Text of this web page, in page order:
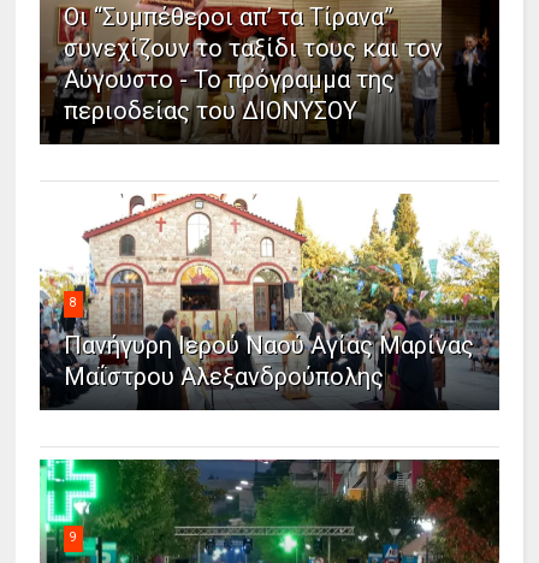
Οι “Συμπέθεροι απ’ τα Τίρανα”
συνεχίζουν το ταξίδι τους και τον
Αύγουστο - Το πρόγραμμα της
περιοδείας του ΔΙΟΝΥΣΟΥ
8
Πανήγυρη Ιερού Ναού Αγίας Μαρίνας
Μαΐστρου Αλεξανδρούπολης
9